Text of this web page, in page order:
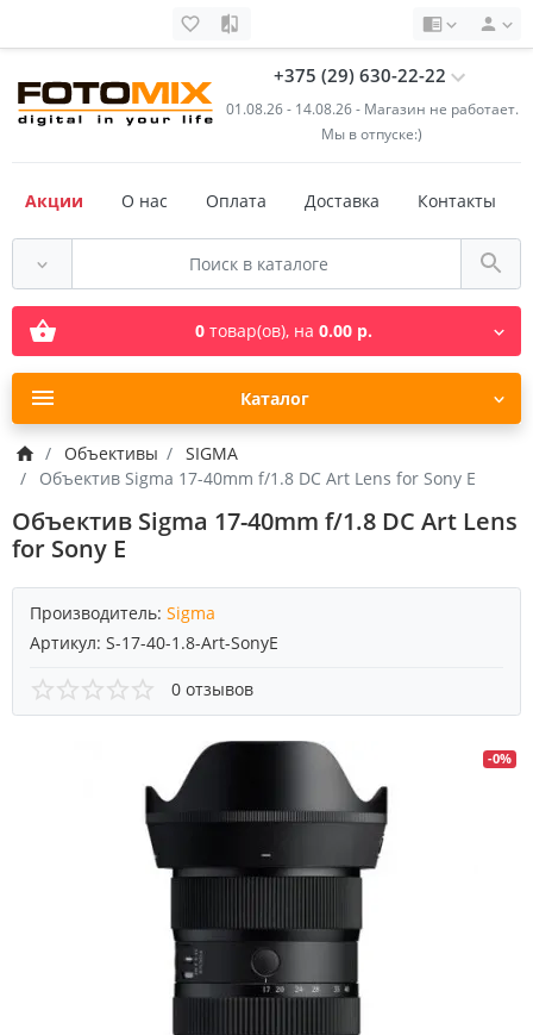
+375 (29) 630-22-22
01.08.26 - 14.08.26 - Магазин не работает.
Мы в отпуске:)
Акции О нас Оплата Доставка Контакты
0товар(ов), на 0.00 р.
Каталог
Объективы
SIGMA
Объектив Sigma 17-40mm f/1.8 DC Art Lens for Sony E
Объектив Sigma 17-40mm f/1.8 DC Art Lens
for Sony E
Производитель: Sigma
Артикул: S-17-40-1.8-Art-SonyE
0 отзывов
-0%